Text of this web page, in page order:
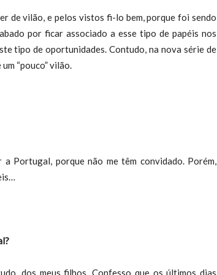
de vilão, e pelos vistos fi-lo bem, porque foi sendo
por ficar associado a esse tipo de papéis nos
tipo de oportunidades. Contudo, na nova série de
“pouco” vilão.
Portugal, porque não me têm convidado. Porém,
dos meus filhos. Confesso que os últimos dias